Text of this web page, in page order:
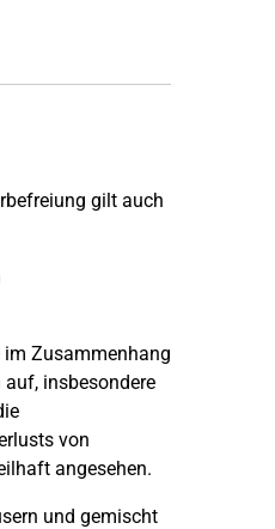
gilt auch
im Zusammenhang
insbesondere
von
angesehen.
und gemischt